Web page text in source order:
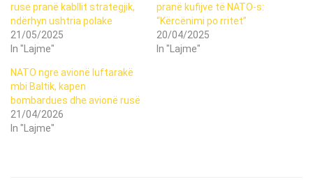
ruse pranë kabllit strategjik,
ndërhyn ushtria polake
21/05/2025
In "Lajme"
pranë kufijve të NATO-s:
“Kërcënimi po rritet”
20/04/2025
In "Lajme"
NATO ngre avionë luftarakë
mbi Baltik, kapen
bombardues dhe avionë rusë
21/04/2026
In "Lajme"